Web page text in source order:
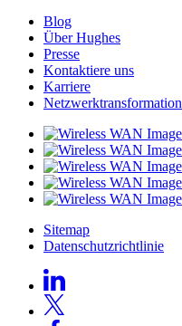
Blog
Über Hughes
Presse
Kontaktiere uns
Karriere
Netzwerktransformation
Sitemap
Datenschutzrichtlinie